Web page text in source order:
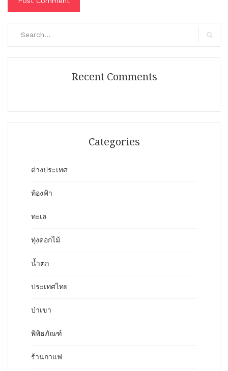
Recent Comments
Categories
ต่างประเทศ
ท้องฟ้า
ทะเล
ทุ่งดอกไม้
น้ำตก
ประเทศไทย
ป่าเขา
พิพิธภัณฑ์
ร้านกาแฟ